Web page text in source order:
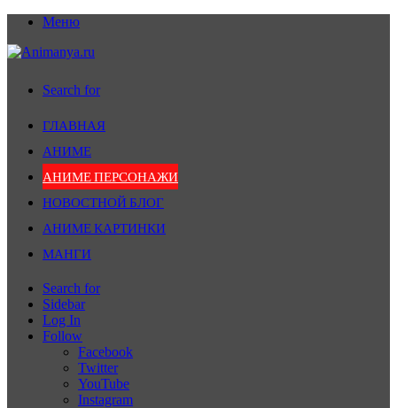
Меню
Search for
ГЛАВНАЯ
АНИМЕ
АНИМЕ ПЕРСОНАЖИ
НОВОСТНОЙ БЛОГ
АНИМЕ КАРТИНКИ
МАНГИ
Search for
Sidebar
Log In
Follow
Facebook
Twitter
YouTube
Instagram